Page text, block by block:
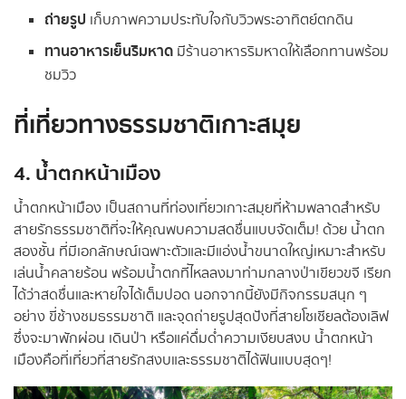
ถ่ายรูป เก็บภาพความประทับใจกับวิวพระอาทิตย์ตกดิน
ทานอาหารเย็นริมหาด มีร้านอาหารริมหาดให้เลือกทานพร้อม
ชมวิว
ที่เที่ยวทางธรรมชาติเกาะสมุย
4. น้ำตกหน้าเมือง
น้ำตกหน้าเมือง เป็นสถานที่ท่องเที่ยวเกาะสมุยที่ห้ามพลาดสำหรับ
สายรักธรรมชาติที่จะให้คุณพบความสดชื่นแบบจัดเต็ม! ด้วย น้ำตก
สองชั้น ที่มีเอกลักษณ์เฉพาะตัวและมีแอ่งน้ำขนาดใหญ่เหมาะสำหรับ
เล่นน้ำคลายร้อน พร้อมน้ำตกที่ไหลลงมาท่ามกลางป่าเขียวขจี เรียก
ได้ว่าสดชื่นและหายใจได้เต็มปอด นอกจากนี้ยังมีกิจกรรมสนุก ๆ
อย่าง ขี่ช้างชมธรรมชาติ และจุดถ่ายรูปสุดปังที่สายโซเชียลต้องเลิฟ
ซึ่งจะมาพักผ่อน เดินป่า หรือแค่ดื่มด่ำความเงียบสงบ น้ำตกหน้า
เมืองคือที่เที่ยวที่สายรักสงบและธรรมชาติได้ฟินแบบสุดๆ!